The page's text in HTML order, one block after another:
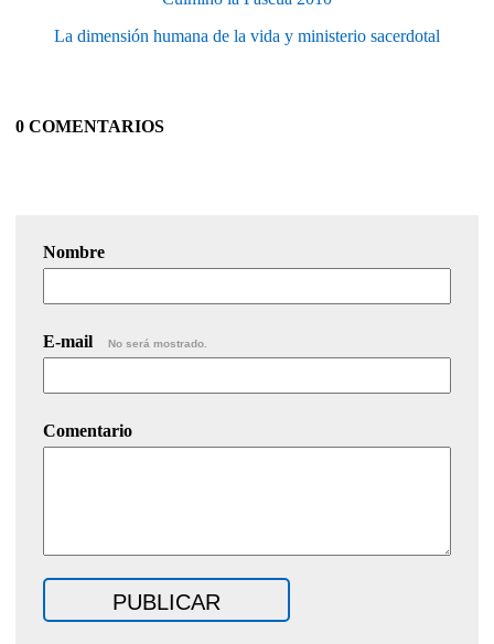
La dimensión humana de la vida y ministerio sacerdotal
0 COMENTARIOS
Nombre
E-mail No será mostrado.
Comentario